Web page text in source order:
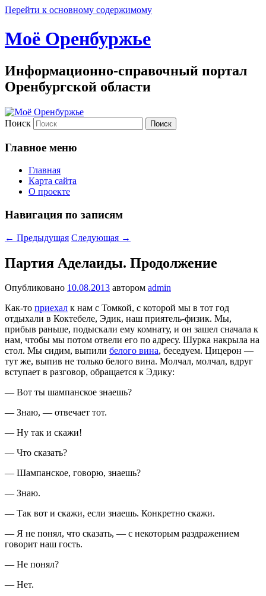
Перейти к основному содержимому
Моё Оренбуржье
Информационно-справочный портал
Оренбургской области
Поиск
Главное меню
Главная
Карта сайта
О проекте
Навигация по записям
← Предыдущая Следующая →
Партия Аделаиды. Продолжение
Опубликовано 10.08.2013 автором admin
Как-то приехал к нам с Томкой, с которой мы в тот год
отдыхали в Коктебеле, Эдик, наш приятель-физик. Мы,
прибыв раньше, подыскали ему комнату, и он зашел сначала к
нам, чтобы мы потом отвели его по адресу. Шурка накрыла на
стол. Мы сидим, выпили белого вина, беседуем. Цицерон —
тут же, выпив не только белого вина. Молчал, молчал, вдруг
вступает в разговор, обращается к Эдику:
— Вот ты шампанское знаешь?
— Знаю, — отвечает тот.
— Ну так и скажи!
— Что сказать?
— Шампанское, говорю, знаешь?
— Знаю.
— Так вот и скажи, если знаешь. Конкретно скажи.
— Я не понял, что сказать, — с некоторым раздражением
говорит наш гость.
— Не понял?
— Нет.